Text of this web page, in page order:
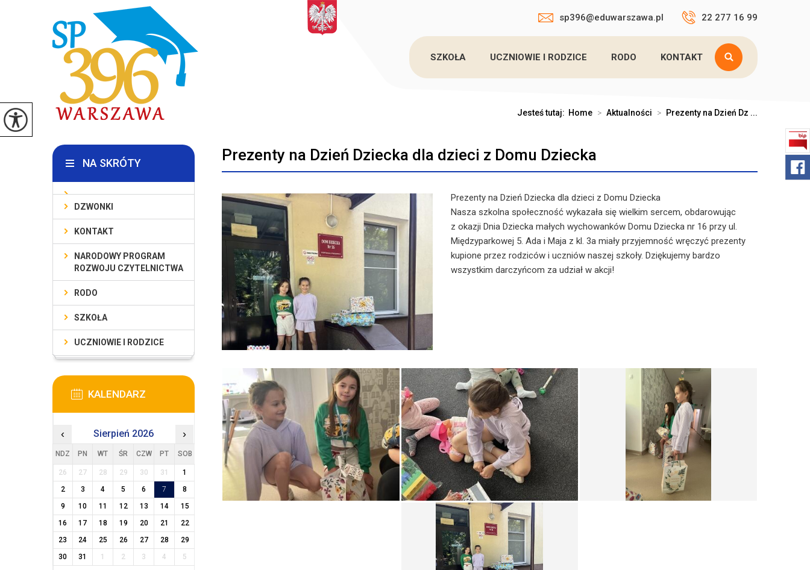
sp396@eduwarszawa.pl 22 277 16 99
SZKOŁA UCZNIOWIE I RODZICE RODO KONTAKT
Jesteś tutaj: Home > Aktualności > Prezenty na Dzień Dz ...
Prezenty na Dzień Dziecka dla dzieci z Domu Dziecka
Prezenty na Dzień Dziecka dla dzieci z Domu Dziecka
Nasza szkolna społeczność wykazała się wielkim sercem, obdarowując
z okazji Dnia Dziecka małych wychowanków Domu Dziecka nr 16 przy ul.
Międzyparkowej 5. Ada i Maja z kl. 3a miały przyjemność wręczyć prezenty
kupione przez rodziców i uczniów naszej szkoły. Dziękujemy bardzo
wszystkim darczyńcom za udział w akcji!
NA SKRÓTY
DZWONKI
KONTAKT
NARODOWY PROGRAM
ROZWOJU CZYTELNICTWA
RODO
SZKOŁA
UCZNIOWIE I RODZICE
KALENDARZ
‹ Sierpień 2026 ›
NDZ PN WT ŚR CZW PT SOB
26 27 28 29 30 31
1
2
3 4 5 6 7
8
9
10 11 12 13 14
15
16
17 18 19 20 21
22
23
24 25 26 27 28
29
30
31 1 2 3 4 5